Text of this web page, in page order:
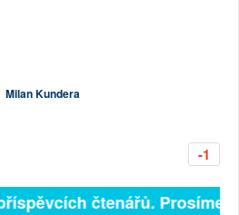
Milan Kundera
-1
čtenářů. Prosíme,